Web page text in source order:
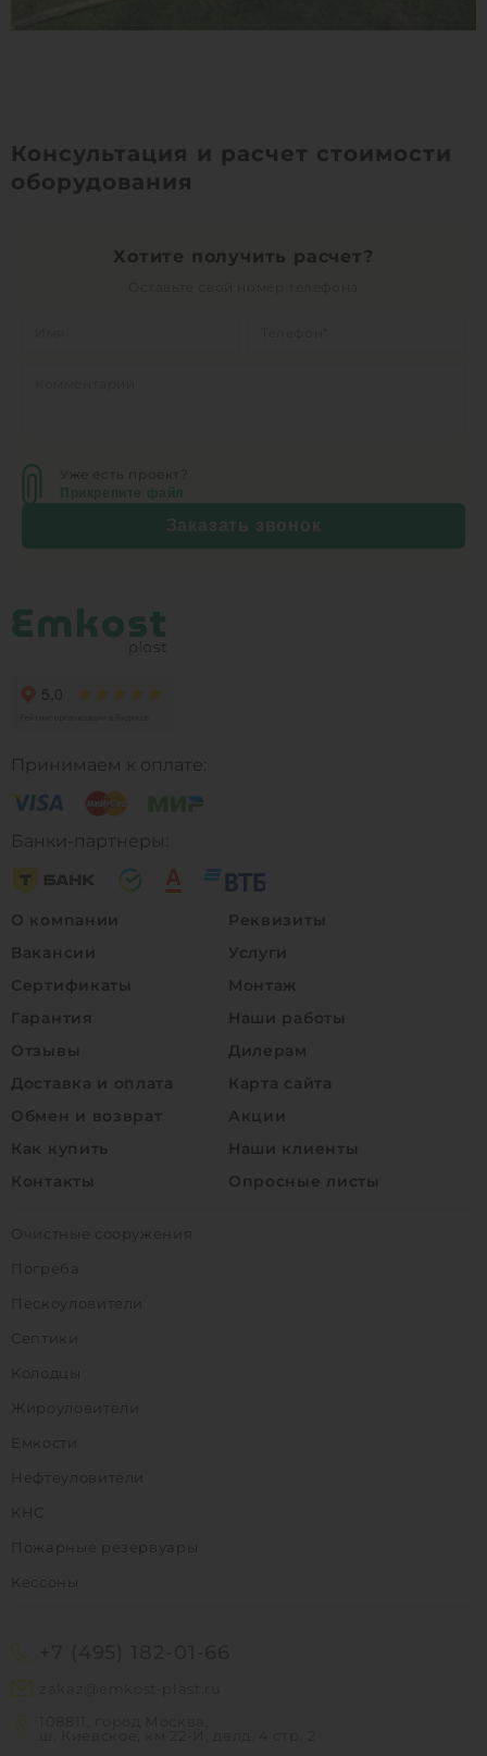
Консультация и расчет стоимости
оборудования
Хотите получить расчет?
Уже есть проект?
Прикрепите файл
Заказать звонок
Принимаем к оплате:
Банки-партнеры:
О компании
Вакансии
Сертификаты
Гарантия
Отзывы
Доставка и оплата
Обмен и возврат
Как купить
Контакты
Реквизиты
Услуги
Монтаж
Наши работы
Дилерам
Карта сайта
Акции
Наши клиенты
Опросные листы
Очистные сооружения
Погреба
Пескоуловители
Септики
Колодцы
Жироуловители
Емкости
Нефтеуловители
КНС
Пожарные резервуары
Кессоны